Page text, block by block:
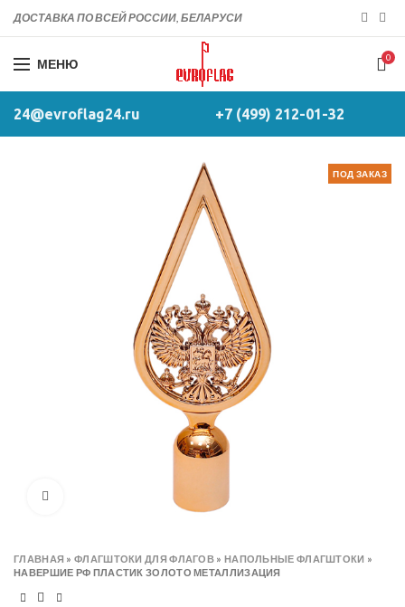
ДОСТАВКА ПО ВСЕЙ РОССИИ, БЕЛАРУСИ
МЕНЮ 0
24@evroflag24.ru +7 (499) 212-01-32
ПОД ЗАКАЗ
ГЛАВНАЯ »ФЛАГШТОКИ ДЛЯ ФЛАГОВ » НАПОЛЬНЫЕ ФЛАГШТОКИ »
НАВЕРШИЕ РФ ПЛАСТИК ЗОЛОТО МЕТАЛЛИЗАЦИЯ